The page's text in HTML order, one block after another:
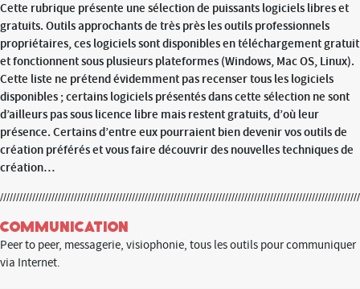
Cette rubrique présente une sélection de puissants logiciels libres et
gratuits. Outils approchants de très près les outils professionnels
propriétaires, ces logiciels sont disponibles en téléchargement gratuit
et fonctionnent sous plusieurs plateformes (Windows, Mac OS, Linux).
Cette liste ne prétend évidemment pas recenser tous les logiciels
disponibles ; certains logiciels présentés dans cette sélection ne sont
d’ailleurs pas sous licence libre mais restent gratuits, d’où leur
présence. Certains d’entre eux pourraient bien devenir vos outils de
création préférés et vous faire découvrir des nouvelles techniques de
création…
Communication
Peer to peer, messagerie, visiophonie, tous les outils pour communiquer
via Internet.